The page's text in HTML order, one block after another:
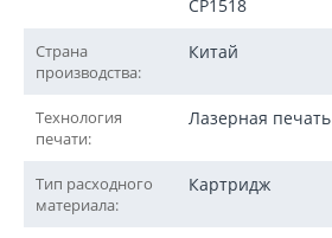
CP1518
Страна
производства:
Китай
Технология
печати:
Лазерная печать
Тип расходного
материала:
Картридж